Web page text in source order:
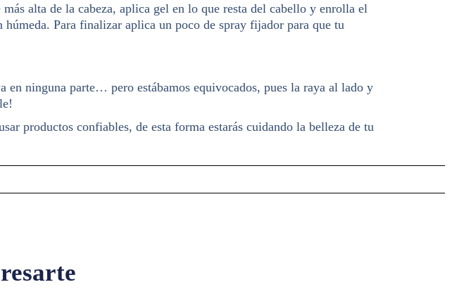
alta de la cabeza, aplica gel en lo que resta del cabello y enrolla el
Para finalizar aplica un poco de spray fijador para que tu
ninguna parte… pero estábamos equivocados, pues la raya al lado y
productos confiables, de esta forma estarás cuidando la belleza de tu